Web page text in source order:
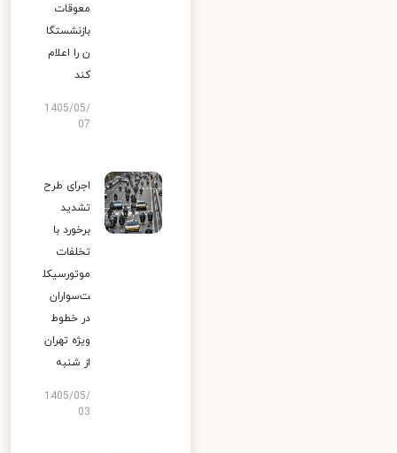
معوقات
بازنشستگا
ن را اعلام
کند
1405/05/
07
اجرای طرح
تشدید
برخورد با
تخلفات
موتورسیکل
ت‌سواران
در خطوط
ویژه تهران
از شنبه
1405/05/
03